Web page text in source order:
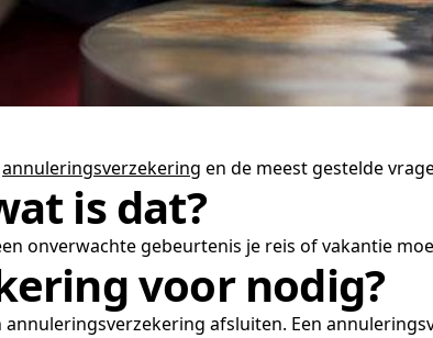
annuleringsverzekering en de meest gestelde
is dat?
onverwachte gebeurtenis je reis of vakantie
voor nodig?
afsluiten. Een